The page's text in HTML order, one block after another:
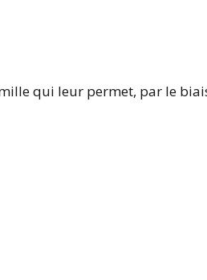
qui leur permet, par le